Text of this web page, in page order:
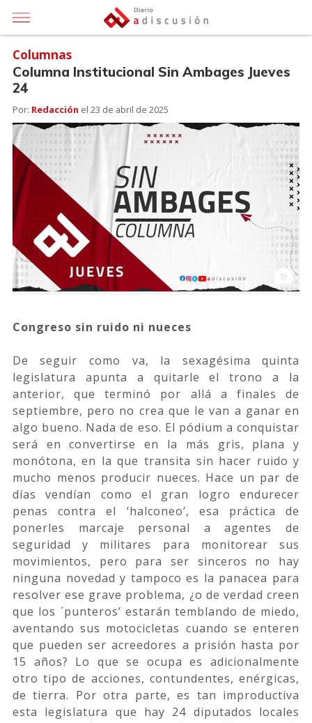
Columnas
Columna Institucional Sin Ambages Jueves
24
Por: Redacción el 23 de abril de 2025
Congreso sin ruido ni nueces
De seguir como va, la sexagésima quinta
legislatura apunta a quitarle el trono a la
anterior, que terminó por allá a finales de
septiembre, pero no crea que le van a ganar en
algo bueno. Nada de eso. El pódium a conquistar
será en convertirse en la más gris, plana y
monótona, en la que transita sin hacer ruido y
mucho menos producir nueces. Hace un par de
días vendían como el gran logro endurecer
penas contra el ‘halconeo’, esa práctica de
ponerles marcaje personal a agentes de
seguridad y militares para monitorear sus
movimientos, pero para ser sinceros no hay
ninguna novedad y tampoco es la panacea para
resolver ese grave problema, ¿o de verdad creen
que los ´punteros’ estarán temblando de miedo,
aventando sus motocicletas cuando se enteren
que pueden ser acreedores a prisión hasta por
15 años? Lo que se ocupa es adicionalmente
otro tipo de acciones, contundentes, enérgicas,
de tierra. Por otra parte, es tan improductiva
esta legislatura que hay 24 diputados locales